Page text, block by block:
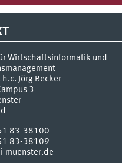
Wirtschaftsinformatik und
h.c. Jörg Becker
3
83-38100
83-38109
muenster.de